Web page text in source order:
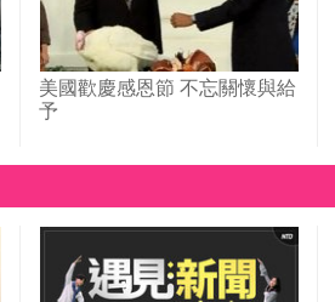
美國歡慶感恩節 不忘關懷與給
予